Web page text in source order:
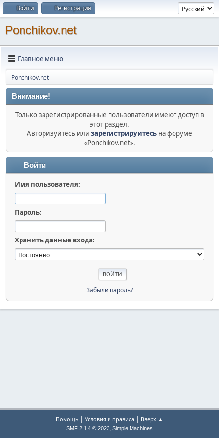
Войти Регистрация
Ponchikov.net
Главное меню
Ponchikov.net
Внимание!
Только зарегистрированные пользователи имеют доступ в
этот раздел.
Авторизуйтесь или зарегистрируйтесь на форуме
«Ponchikov.net».
Войти
Имя пользователя:
Пароль:
Хранить данные входа:
Забыли пароль?
Помощь | Условия и правила | Вверх ▲
SMF 2.1.4 © 2023, Simple Machines